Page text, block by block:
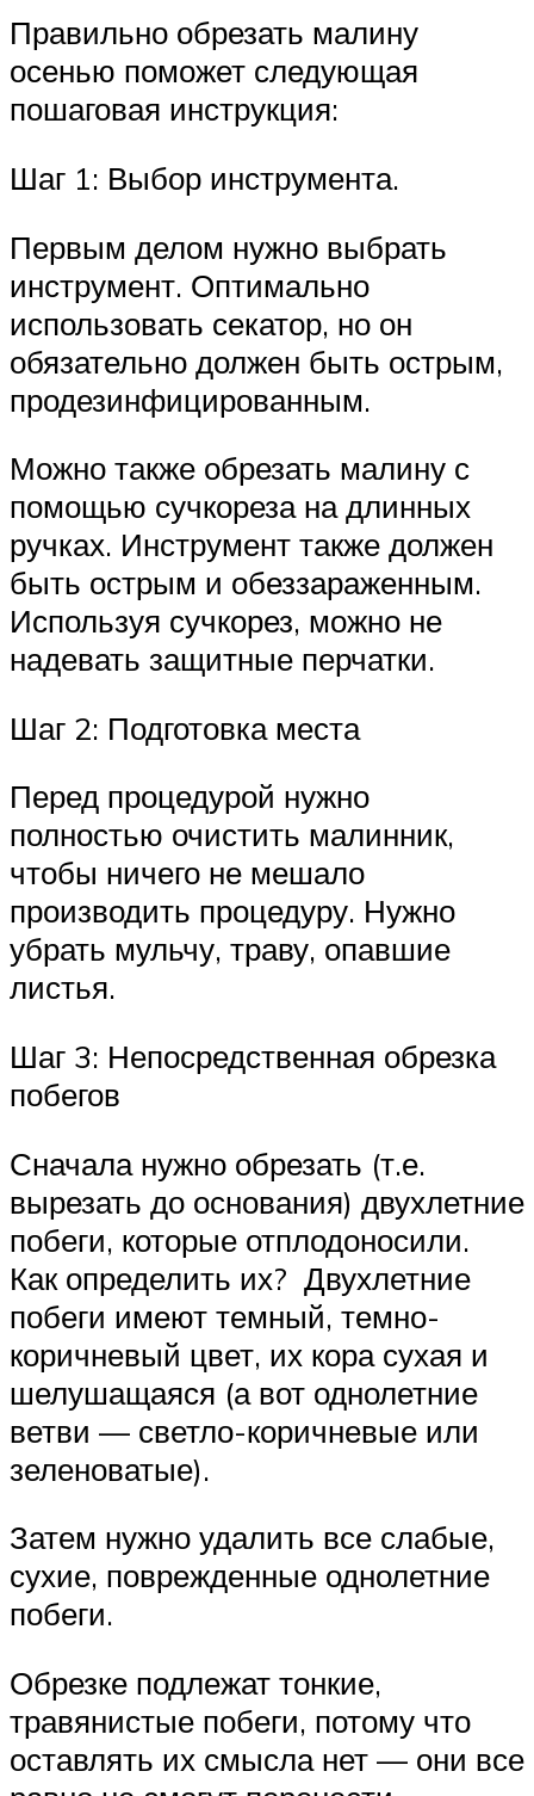
Правильно обрезать малину
осенью поможет следующая
пошаговая инструкция:
Шаг 1: Выбор инструмента.
Первым делом нужно выбрать
инструмент. Оптимально
использовать секатор, но он
обязательно должен быть острым,
продезинфицированным.
Можно также обрезать малину с
помощью сучкореза на длинных
ручках. Инструмент также должен
быть острым и обеззараженным.
Используя сучкорез, можно не
надевать защитные перчатки.
Шаг 2: Подготовка места
Перед процедурой нужно
полностью очистить малинник,
чтобы ничего не мешало
производить процедуру. Нужно
убрать мульчу, траву, опавшие
листья.
Шаг 3: Непосредственная обрезка
побегов
Сначала нужно обрезать (т.е.
вырезать до основания) двухлетние
побеги, которые отплодоносили.
Как определить их? Двухлетние
побеги имеют темный, темно-
коричневый цвет, их кора сухая и
шелушащаяся (а вот однолетние
ветви — светло-коричневые или
зеленоватые).
Затем нужно удалить все слабые,
сухие, поврежденные однолетние
побеги.
Обрезке подлежат тонкие,
травянистые побеги, потому что
оставлять их смысла нет — они все